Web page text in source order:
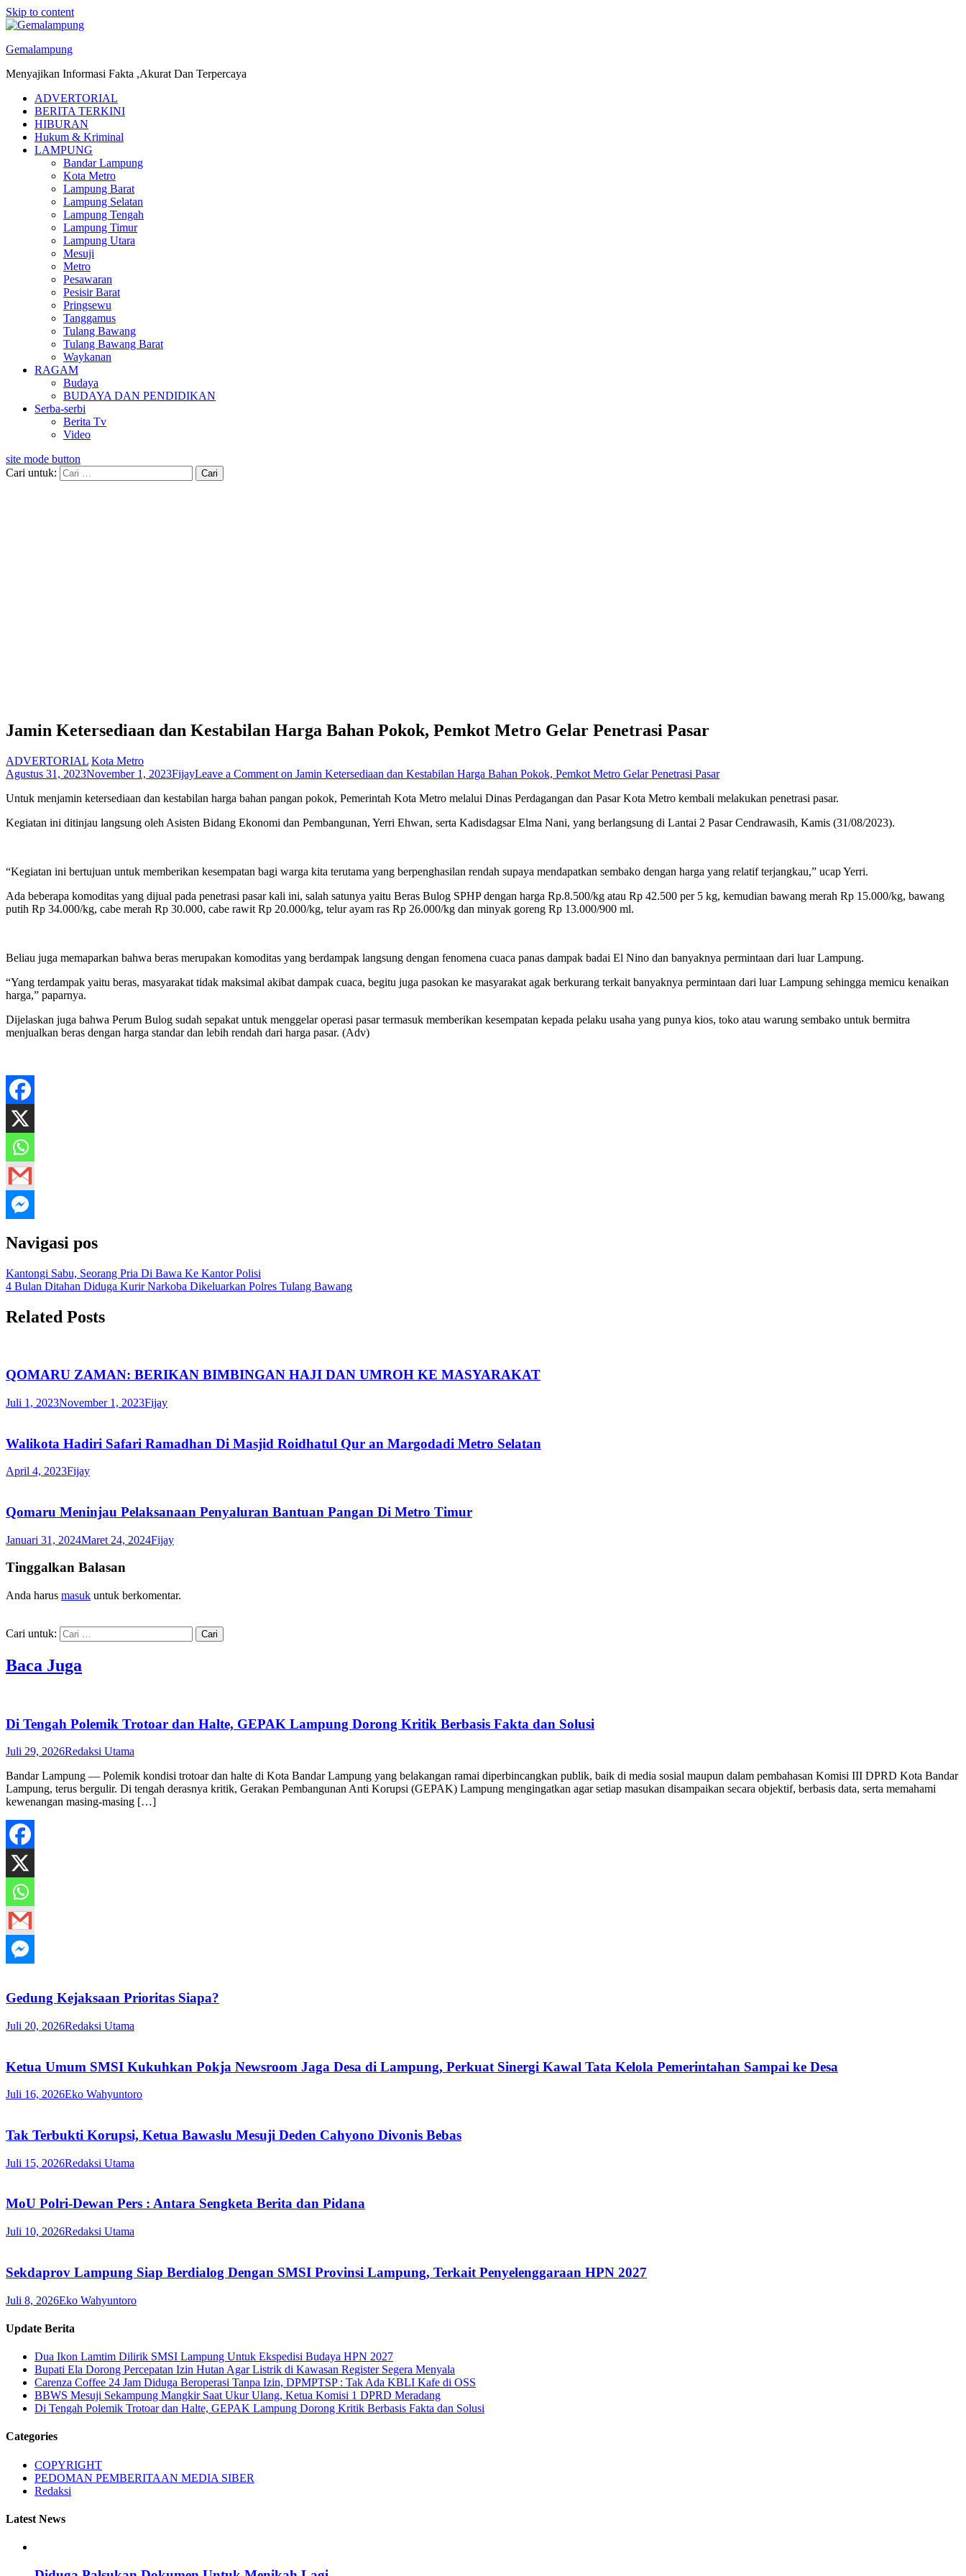
Skip to content
Gemalampung
Menyajikan Informasi Fakta ,Akurat Dan Terpercaya
ADVERTORIAL
BERITA TERKINI
HIBURAN
Hukum & Kriminal
LAMPUNG
Bandar Lampung
Kota Metro
Lampung Barat
Lampung Selatan
Lampung Tengah
Lampung Timur
Lampung Utara
Mesuji
Metro
Pesawaran
Pesisir Barat
Pringsewu
Tanggamus
Tulang Bawang
Tulang Bawang Barat
Waykanan
RAGAM
Budaya
BUDAYA DAN PENDIDIKAN
Serba-serbi
Berita Tv
Video
site mode button
Cari untuk:
Jamin Ketersediaan dan Kestabilan Harga Bahan Pokok, Pemkot Metro Gelar Penetrasi Pasar
ADVERTORIAL Kota Metro
Agustus 31, 2023November 1, 2023FijayLeave a Comment on Jamin Ketersediaan dan Kestabilan Harga Bahan Pokok, Pemkot Metro Gelar Penetrasi Pasar
Untuk menjamin ketersediaan dan kestabilan harga bahan pangan pokok, Pemerintah Kota Metro melalui Dinas Perdagangan dan Pasar Kota Metro kembali melakukan penetrasi pasar.
Kegiatan ini ditinjau langsung oleh Asisten Bidang Ekonomi dan Pembangunan, Yerri Ehwan, serta Kadisdagsar Elma Nani, yang berlangsung di Lantai 2 Pasar Cendrawasih, Kamis (31/08/2023).
“Kegiatan ini bertujuan untuk memberikan kesempatan bagi warga kita terutama yang berpenghasilan rendah supaya mendapatkan sembako dengan harga yang relatif terjangkau,” ucap Yerri.
Ada beberapa komoditas yang dijual pada penetrasi pasar kali ini, salah satunya yaitu Beras Bulog SPHP dengan harga Rp.8.500/kg atau Rp 42.500 per 5 kg, kemudian bawang merah Rp 15.000/kg, bawang
putih Rp 34.000/kg, cabe merah Rp 30.000, cabe rawit Rp 20.000/kg, telur ayam ras Rp 26.000/kg dan minyak goreng Rp 13.000/900 ml.
Beliau juga memaparkan bahwa beras merupakan komoditas yang berdampak langsung dengan fenomena cuaca panas dampak badai El Nino dan banyaknya permintaan dari luar Lampung.
“Yang terdampak yaitu beras, masyarakat tidak maksimal akibat dampak cuaca, begitu juga pasokan ke masyarakat agak berkurang terkait banyaknya permintaan dari luar Lampung sehingga memicu kenaikan
harga,” paparnya.
Dijelaskan juga bahwa Perum Bulog sudah sepakat untuk menggelar operasi pasar termasuk memberikan kesempatan kepada pelaku usaha yang punya kios, toko atau warung sembako untuk bermitra
menjualkan beras dengan harga standar dan lebih rendah dari harga pasar. (Adv)
Navigasi pos
Kantongi Sabu, Seorang Pria Di Bawa Ke Kantor Polisi
4 Bulan Ditahan Diduga Kurir Narkoba Dikeluarkan Polres Tulang Bawang
Related Posts
QOMARU ZAMAN: BERIKAN BIMBINGAN HAJI DAN UMROH KE MASYARAKAT
Juli 1, 2023November 1, 2023Fijay
Walikota Hadiri Safari Ramadhan Di Masjid Roidhatul Qur an Margodadi Metro Selatan
April 4, 2023Fijay
Qomaru Meninjau Pelaksanaan Penyaluran Bantuan Pangan Di Metro Timur
Januari 31, 2024Maret 24, 2024Fijay
Tinggalkan Balasan
Anda harus masuk untuk berkomentar.
Cari untuk:
Baca Juga
Di Tengah Polemik Trotoar dan Halte, GEPAK Lampung Dorong Kritik Berbasis Fakta dan Solusi
Juli 29, 2026Redaksi Utama
Bandar Lampung — Polemik kondisi trotoar dan halte di Kota Bandar Lampung yang belakangan ramai diperbincangkan publik, baik di media sosial maupun dalam pembahasan Komisi III DPRD Kota Bandar
Lampung, terus bergulir. Di tengah derasnya kritik, Gerakan Pembangunan Anti Korupsi (GEPAK) Lampung mengingatkan agar setiap masukan disampaikan secara objektif, berbasis data, serta memahami
kewenangan masing-masing […]
Gedung Kejaksaan Prioritas Siapa?
Juli 20, 2026Redaksi Utama
Ketua Umum SMSI Kukuhkan Pokja Newsroom Jaga Desa di Lampung, Perkuat Sinergi Kawal Tata Kelola Pemerintahan Sampai ke Desa
Juli 16, 2026Eko Wahyuntoro
Tak Terbukti Korupsi, Ketua Bawaslu Mesuji Deden Cahyono Divonis Bebas
Juli 15, 2026Redaksi Utama
MoU Polri-Dewan Pers : Antara Sengketa Berita dan Pidana
Juli 10, 2026Redaksi Utama
Sekdaprov Lampung Siap Berdialog Dengan SMSI Provinsi Lampung, Terkait Penyelenggaraan HPN 2027
Juli 8, 2026Eko Wahyuntoro
Update Berita
Dua Ikon Lamtim Dilirik SMSI Lampung Untuk Ekspedisi Budaya HPN 2027
Bupati Ela Dorong Percepatan Izin Hutan Agar Listrik di Kawasan Register Segera Menyala
Carenza Coffee 24 Jam Diduga Beroperasi Tanpa Izin, DPMPTSP : Tak Ada KBLI Kafe di OSS
BBWS Mesuji Sekampung Mangkir Saat Ukur Ulang, Ketua Komisi 1 DPRD Meradang
Di Tengah Polemik Trotoar dan Halte, GEPAK Lampung Dorong Kritik Berbasis Fakta dan Solusi
Categories
COPYRIGHT
PEDOMAN PEMBERITAAN MEDIA SIBER
Redaksi
Latest News